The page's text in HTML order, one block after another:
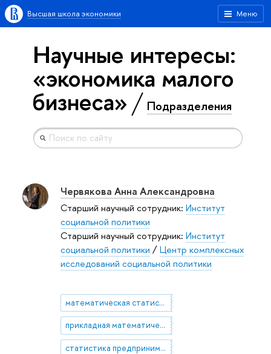
Меню
Высшая школа экономики
Научные интересы:
«экономика малого
бизнеса» Подразделения
Червякова Анна Александровна
Старший научный сотрудник: Институт
социальной политики
Старший научный сотрудник: Институт
социальной политики /Центр комплексных
исследований социальной политики
математическая статистика
прикладная математическая статистика
статистика предпринимательства